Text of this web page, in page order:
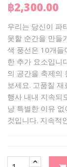
฿2,300.00
우리는 당신이 파
못할 순간을 만들
색 풍선은 10개들
한 추가 요소입니
의 공간을 축제의
보세요. 고품질
행사 내내 지속되
냥 특별한 이유
것입니다. 지속적